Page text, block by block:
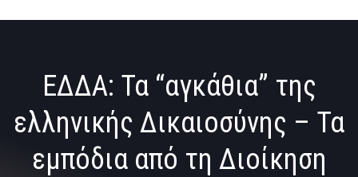
ΕΔΔΑ: Τα “αγκάθια” της
ελληνικής Δικαιοσύνης – Τα
εμπόδια από τη Διοίκηση